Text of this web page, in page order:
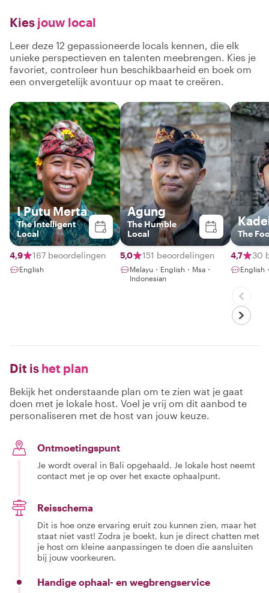
Kies jouw local
Leer deze 12 gepassioneerde locals kennen, die elk
unieke perspectieven en talenten meebrengen. Kies je
favoriet, controleer hun beschikbaarheid en boek om
een onvergetelijk avontuur op maat te creëren.
I Putu Merta
The Intelligent
Local
4,9 167 beoordelingen
English
Agung
The Humble
Local
5,0 151 beoordelingen
Melayu・English・Msa・
Indonesian
The
4,7 30
English
Dit is het plan
Bekijk het onderstaande plan om te zien wat je gaat
doen met je lokale host. Voel je vrij om dit aanbod te
personaliseren met de host van jouw keuze.
Ontmoetingspunt
Je wordt overal in Bali opgehaald. Je lokale host neemt
contact met je op over het exacte ophaalpunt.
Reisschema
Dit is hoe onze ervaring eruit zou kunnen zien, maar het
staat niet vast! Zodra je boekt, kun je direct chatten met
je host om kleine aanpassingen te doen die aansluiten
bij jouw voorkeuren.
Handige ophaal- en wegbrengservice